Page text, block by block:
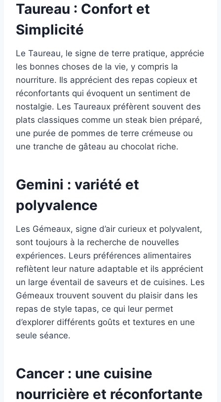
Taureau : Confort et
Simplicité
Le Taureau, le signe de terre pratique, apprécie
les bonnes choses de la vie, y compris la
nourriture. Ils apprécient des repas copieux et
réconfortants qui évoquent un sentiment de
nostalgie. Les Taureaux préfèrent souvent des
plats classiques comme un steak bien préparé,
une purée de pommes de terre crémeuse ou
une tranche de gâteau au chocolat riche.
Gemini : variété et
polyvalence
Les Gémeaux, signe d’air curieux et polyvalent,
sont toujours à la recherche de nouvelles
expériences. Leurs préférences alimentaires
reflètent leur nature adaptable et ils apprécient
un large éventail de saveurs et de cuisines. Les
Gémeaux trouvent souvent du plaisir dans les
repas de style tapas, ce qui leur permet
d’explorer différents goûts et textures en une
seule séance.
Cancer : une cuisine
nourricière et réconfortante